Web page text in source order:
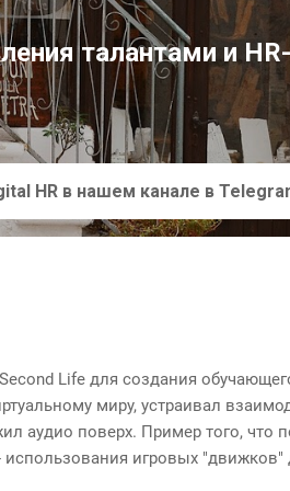
основному контенту
талантами и HR-
HR в нашем канале в
Life для создания
миру, устраивал
аудио поверх. Пример того, что
использования игровых